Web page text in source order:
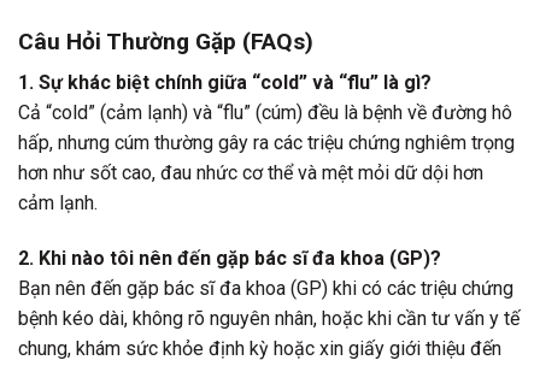
Câu Hỏi Thường Gặp (FAQs)
1. Sự khác biệt chính giữa “cold” và “flu” là gì?
Cả “cold” (cảm lạnh) và “flu” (cúm) đều là bệnh về đường hô
hấp, nhưng cúm thường gây ra các triệu chứng nghiêm trọng
hơn như sốt cao, đau nhức cơ thể và mệt mỏi dữ dội hơn
cảm lạnh.
2. Khi nào tôi nên đến gặp bác sĩ đa khoa (GP)?
Bạn nên đến gặp bác sĩ đa khoa (GP) khi có các triệu chứng
bệnh kéo dài, không rõ nguyên nhân, hoặc khi cần tư vấn y tế
chung, khám sức khỏe định kỳ hoặc xin giấy giới thiệu đến